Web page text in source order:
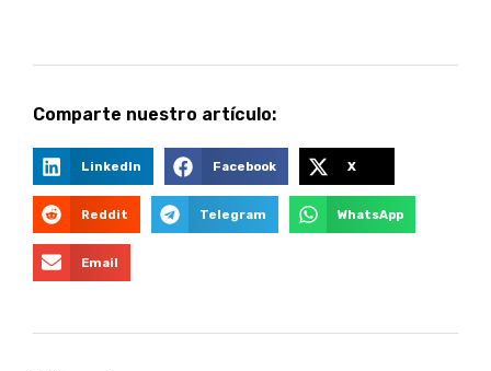
Comparte nuestro artículo:
LinkedIn Facebook X
Reddit Telegram WhatsApp
Email